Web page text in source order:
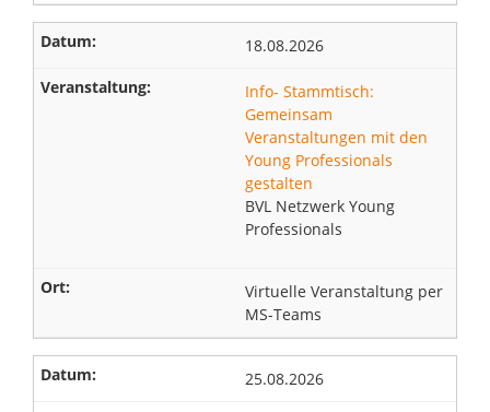
18.08.2026
Info- Stammtisch:
Gemeinsam
Veranstaltungen mit den
Young Professionals
gestalten
BVL Netzwerk Young
Professionals
Virtuelle Veranstaltung per
MS-Teams
25.08.2026